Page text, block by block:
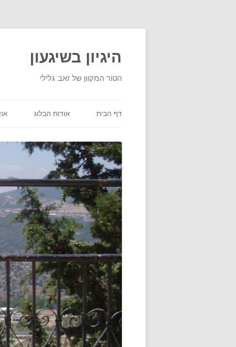
היגיון בשיגעון
הטור המקוון של זאב גלילי
דף הבית אודות הבלוג